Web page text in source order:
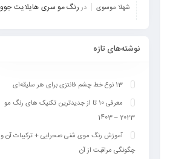
شهلا موسوی دررنگ مو سری هایلایت جوو
نوشته‌های تازه
13 نوع خط چشم فانتزی برای هر سلیقه‌ای
معرفی 10 تا از جدیدترین تکنیک‎ های رنگ مو
2023 – 1403
آموزش رنگ موی شنی صحرایی + ترکیبات آن و
چگونگی مراقبت از آن